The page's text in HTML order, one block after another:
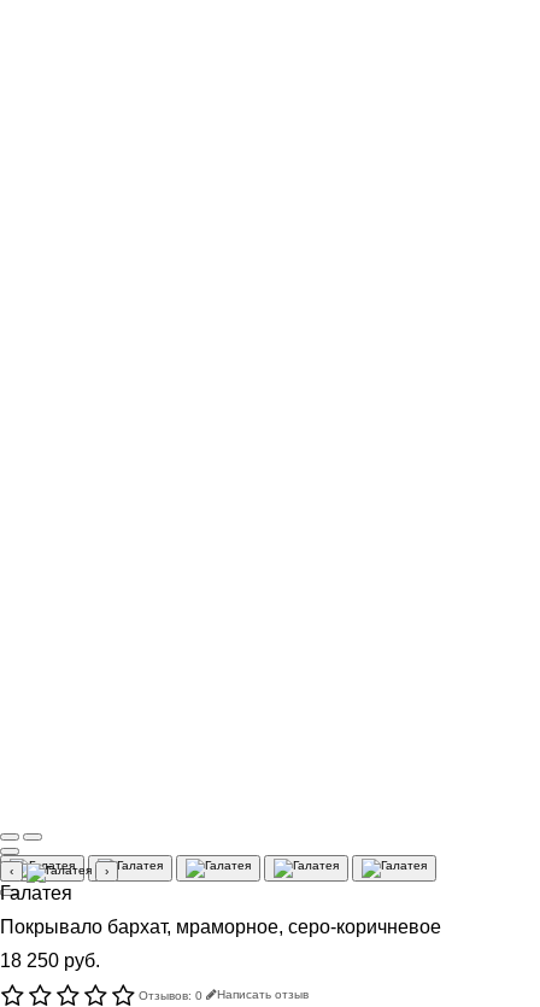
‹ ›
Галатея
Покрывало бархат, мраморное, серо-коричневое
18 250 руб.
Отзывов: 0 Написать отзыв